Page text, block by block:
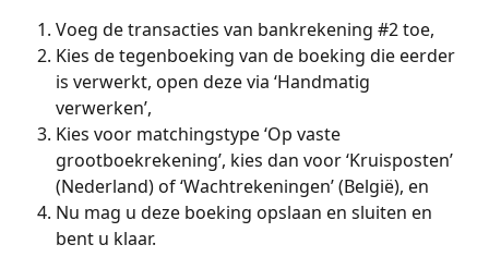
Voeg de transacties van bankrekening #2 toe,
Kies de tegenboeking van de boeking die eerder
is verwerkt, open deze via ‘Handmatig
verwerken’,
Kies voor matchingstype ‘Op vaste
grootboekrekening’, kies dan voor ‘Kruisposten’
(Nederland) of ‘Wachtrekeningen’ (België), en
Nu mag u deze boeking opslaan en sluiten en
bent u klaar.